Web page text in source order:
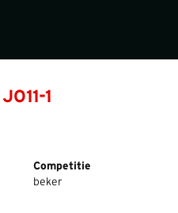
1
Competitie
beker